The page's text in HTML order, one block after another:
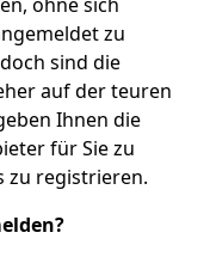
zu
sind die
auf der teuren
Ihnen die
für Sie zu
zu registrieren.